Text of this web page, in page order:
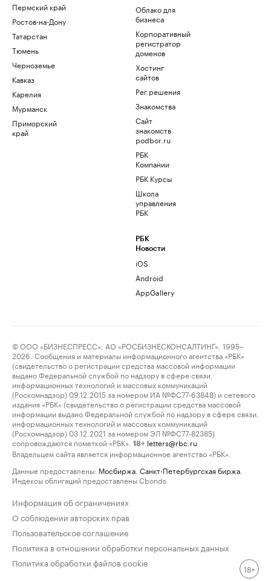
Пермский край
Ростов-на-Дону
Татарстан
Тюмень
Черноземье
Кавказ
Карелия
Мурманск
Приморский
край
Облако для
бизнеса
Корпоративный
регистратор
доменов
Хостинг
сайтов
Рег.решения
Знакомства
Сайт
знакомств
podbor.ru
РБК
Компании
РБК Курсы
Школа
управления
РБК
РБК
Новости
iOS
Android
AppGallery
© ООО «БИЗНЕСПРЕСС», АО «РОСБИЗНЕСКОНСАЛТИНГ», 1995–
2026. Сообщения и материалы информационного агентства «РБК»
(свидетельство о регистрации средства массовой информации
выдано Федеральной службой по надзору в сфере связи,
информационных технологий и массовых коммуникаций
(Роскомнадзор) 09.12.2015 за номером ИА №ФС77-63848) и сетевого
издания «РБК» (свидетельство о регистрации средства массовой
информации выдано Федеральной службой по надзору в сфере связи,
информационных технологий и массовых коммуникаций
(Роскомнадзор) 03.12.2021 за номером ЭЛ №ФС77-82385)
сопровождаются пометкой «РБК».
18+ letters@rbc.ru
Владельцем сайта является информационное агентство «РБК».
Данные предоставлены: Мосбиржа Санкт-Петербургская биржа
Индексы облигаций предоставлены Cbonds.
Информация об ограничениях
О соблюдении авторских прав
Пользовательское соглашение
Политика в отношении обработки персональных данных
Политика обработки файлов cookie
18+